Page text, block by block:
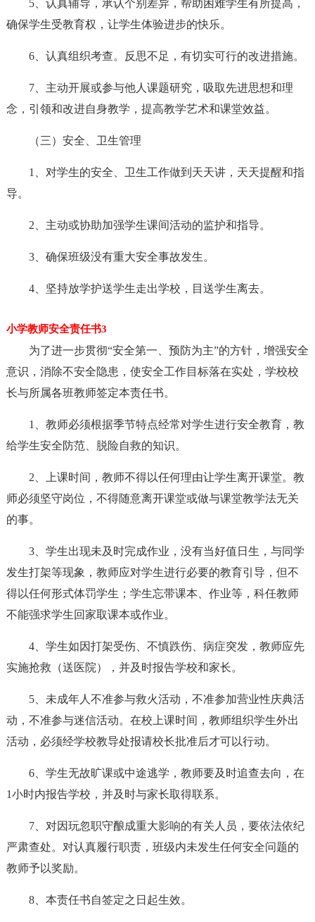
5、认真辅导，承认个别差异，帮助困难学生有所提高，
确保学生受教育权，让学生体验进步的快乐。
6、认真组织考查。反思不足，有切实可行的改进措施。
7、主动开展或参与他人课题研究，吸取先进思想和理
念，引领和改进自身教学，提高教学艺术和课堂效益。
（三）安全、卫生管理
1、对学生的安全、卫生工作做到天天讲，天天提醒和指
导。
2、主动或协助加强学生课间活动的监护和指导。
3、确保班级没有重大安全事故发生。
4、坚持放学护送学生走出学校，目送学生离去。
小学教师安全责任书3
为了进一步贯彻“安全第一、预防为主”的方针，增强安全
意识，消除不安全隐患，使安全工作目标落在实处，学校校
长与所属各班教师签定本责任书。
1、教师必须根据季节特点经常对学生进行安全教育，教
给学生安全防范、脱险自救的知识。
2、上课时间，教师不得以任何理由让学生离开课堂。教
师必须坚守岗位，不得随意离开课堂或做与课堂教学法无关
的事。
3、学生出现未及时完成作业，没有当好值日生，与同学
发生打架等现象，教师应对学生进行必要的教育引导，但不
得以任何形式体罚学生；学生忘带课本、作业等，科任教师
不能强求学生回家取课本或作业。
4、学生如因打架受伤、不慎跌伤、病症突发，教师应先
实施抢救（送医院），并及时报告学校和家长。
5、未成年人不准参与救火活动，不准参加营业性庆典活
动，不准参与迷信活动。在校上课时间，教师组织学生外出
活动，必须经学校教导处报请校长批准后才可以行动。
6、学生无故旷课或中途逃学，教师要及时追查去向，在
1小时内报告学校，并及时与家长取得联系。
7、对因玩忽职守酿成重大影响的有关人员，要依法依纪
严肃查处。对认真履行职责，班级内未发生任何安全问题的
教师予以奖励。
8、本责任书自签定之日起生效。